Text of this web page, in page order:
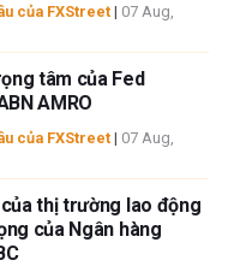
của FXStreet | 07 Aug,
tâm của Fed
AMRO
của FXStreet | 07 Aug,
thị trường lao động
của Ngân hàng